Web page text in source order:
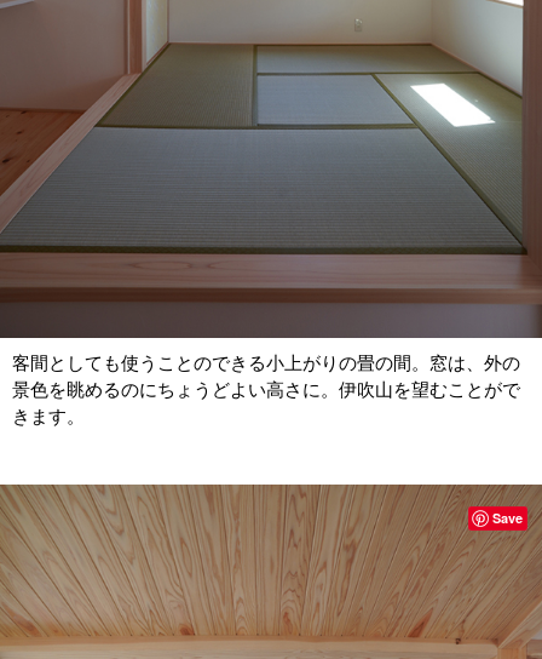
客間としても使うことのできる小上がりの畳の間。窓は、外の
景色を眺めるのにちょうどよい高さに。伊吹山を望むことがで
きます。
Save